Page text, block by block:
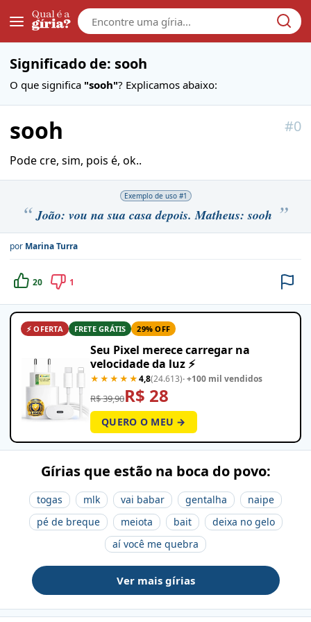
Galera
Significado de: sooh
O que significa "sooh"? Explicamos abaixo:
#0
sooh
Pode cre, sim, pois é, ok..
Exemplo de uso #1
João: vou na sua casa depois. Matheus: sooh
por Marina Turra
20 1
⚡ OFERTA FRETE GRÁTIS 29% OFF
Seu Pixel merece carregar na
velocidade da luz ⚡
★★★★★4,8(24.613)· +100 mil vendidos
R$ 39,90R$ 28
QUERO O MEU →
Gírias que estão na boca do povo:
togas mlk vai babar gentalha
naipe
pé de breque
meiota bait
deixa no gelo
aí você me quebra
Ver mais gírias